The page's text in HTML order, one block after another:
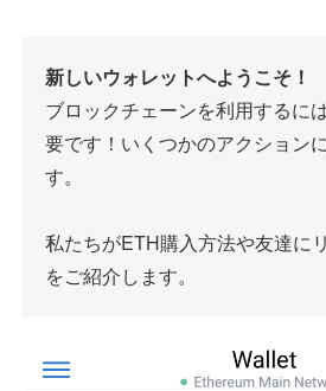
新しいウォレットへようこそ！
ブロックチェーンを利用するに
要です！いくつかのアクション
す。
私たちがETH購入方法や友達に
をご紹介します。